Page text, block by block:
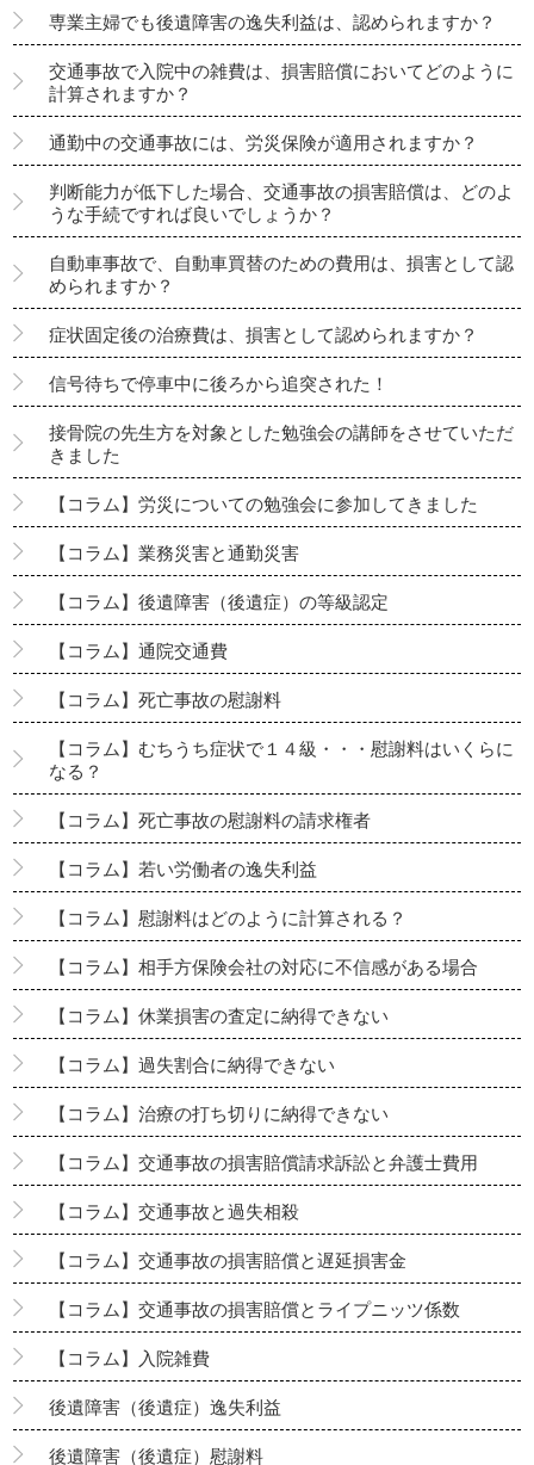
専業主婦でも後遺障害の逸失利益は、認められますか？
交通事故で入院中の雑費は、損害賠償においてどのように
計算されますか？
通勤中の交通事故には、労災保険が適用されますか？
判断能力が低下した場合、交通事故の損害賠償は、どのよ
うな手続ですれば良いでしょうか？
自動車事故で、自動車買替のための費用は、損害として認
められますか？
症状固定後の治療費は、損害として認められますか？
信号待ちで停車中に後ろから追突された！
接骨院の先生方を対象とした勉強会の講師をさせていただ
きました
【コラム】労災についての勉強会に参加してきました
【コラム】業務災害と通勤災害
【コラム】後遺障害（後遺症）の等級認定
【コラム】通院交通費
【コラム】死亡事故の慰謝料
【コラム】むちうち症状で１４級・・・慰謝料はいくらに
なる？
【コラム】死亡事故の慰謝料の請求権者
【コラム】若い労働者の逸失利益
【コラム】慰謝料はどのように計算される？
【コラム】相手方保険会社の対応に不信感がある場合
【コラム】休業損害の査定に納得できない
【コラム】過失割合に納得できない
【コラム】治療の打ち切りに納得できない
【コラム】交通事故の損害賠償請求訴訟と弁護士費用
【コラム】交通事故と過失相殺
【コラム】交通事故の損害賠償と遅延損害金
【コラム】交通事故の損害賠償とライプニッツ係数
【コラム】入院雑費
後遺障害（後遺症）逸失利益
後遺障害（後遺症）慰謝料